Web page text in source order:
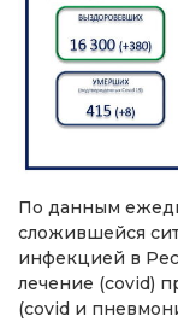
По данным
сложившейся
инфекцией в
лечение (covid)
(covid и